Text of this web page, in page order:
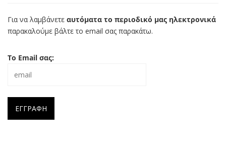
Για να λαμβάνετε αυτόματα το περιοδικό μας ηλεκτρονικά
παρακαλούμε βάλτε το email σας παρακάτω.
Το Email σας: